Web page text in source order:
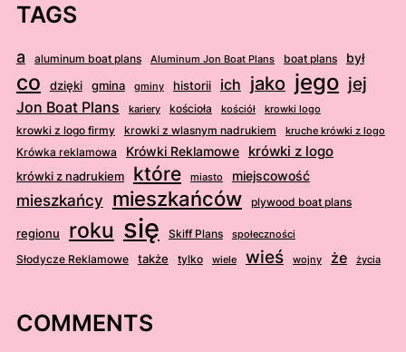
TAGS
a aluminum boat plans Aluminum Jon Boat Plans boat plans był
co dzięki gmina gminy historii ich jako jego jej
Jon Boat Plans kariery kościoła kościół krowki logo
krowki z logo firmy krowki z wlasnym nadrukiem kruche krówki z logo
Krówka reklamowa Krówki Reklamowe krówki z logo
krówki z nadrukiem które miasto miejscowość
mieszkańcy mieszkańców plywood boat plans
regionu roku się Skiff Plans społeczności
Słodycze Reklamowe także tylko wiele wieś wojny że życia
COMMENTS